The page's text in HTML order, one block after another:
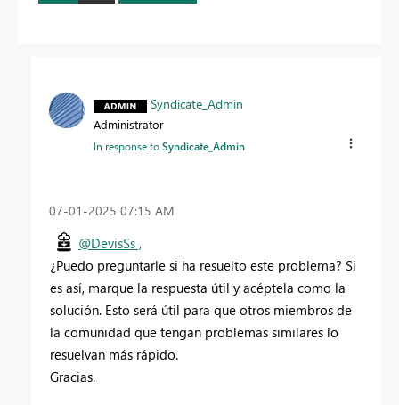
Syndicate_Admin
Administrator
In response toSyndicate_Admin
‎07-01-2025 07:15 AM
@DevisSs ,
¿Puedo preguntarle si ha resuelto este problema? Si
es así, marque la respuesta útil y acéptela como la
solución. Esto será útil para que otros miembros de
la comunidad que tengan problemas similares lo
resuelvan más rápido.
Gracias.